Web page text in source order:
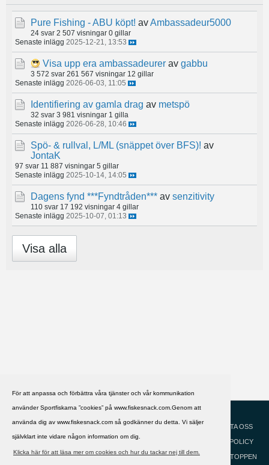
För att anpassa och förbättra våra tjänster och vår kommunikation
använder Sportfiskarna ”cookies” på www.fiskesnack.com.Genom att
använda dig av www.fiskesnack.com så godkänner du detta. Vi säljer
självklart inte vidare någon information om dig.
Klicka här för att läsa mer om cookies och hur du tackar nej till dem.
Pure Fishing - ABU köpt! avAmbassadeur5000
24 svar 2 507 visningar 0 gillar
Senaste inlägg 2025-12-21, 13:53
Visa upp era ambassadeurer av gabbu
3 572 svar 261 567 visningar 12 gillar
Senaste inlägg 2026-06-03, 11:05
Identifiering av gamla drag av metspö
32 svar 3 981 visningar 1 gilla
Senaste inlägg 2026-06-28, 10:46
Spö- & rullval, L/ML (snäppet över BFS)! av
JontaK
97 svar 11 887 visningar 5 gillar
Senaste inlägg 2025-10-14, 14:05
Dagens fynd ***Fyndtråden*** av senzitivity
110 svar 17 192 visningar 4 gillar
Senaste inlägg 2025-10-07, 01:13
Visa alla
HJÄLP
KONTAKTA OSS
COOKIEPOLICY
GÅ TILL TOPPEN